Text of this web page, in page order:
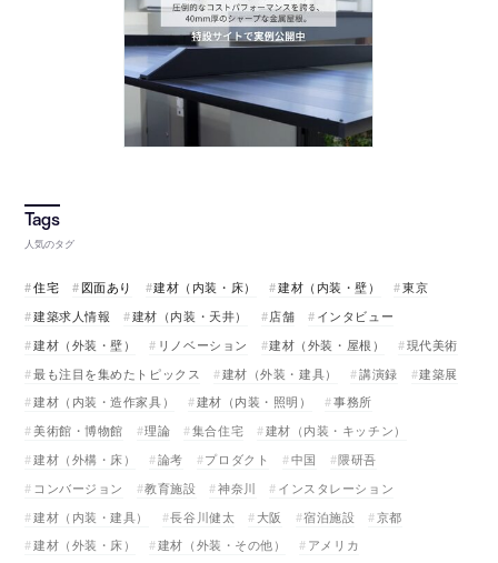
人気のタグ
住宅 図面あり 建材（内装・床） 建材（内装・壁）
東京
建築求人情報
建材（内装・天井） 店舗
インタビュー
建材（外装・壁）
リノベーション 建材（外装・屋根）
現代美術
最も注目を集めたトピックス
建材（外装・建具） 講演録
建築展
建材（内装・造作家具）
建材（内装・照明）
事務所
美術館・博物館
理論 集合住宅
建材（内装・キッチン）
建材（外構・床）
論考 プロダクト 中国
隈研吾
コンバージョン
教育施設 神奈川
インスタレーション
建材（内装・建具）
長谷川健太 大阪 宿泊施設
京都
建材（外装・床）
建材（外装・その他）
アメリカ